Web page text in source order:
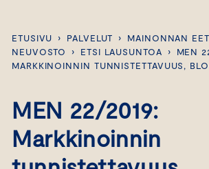
ETUSIVU › PALVELUT ›
MAINONNAN
NEUVOSTO
› ETSI LAUSUNTOA ›
MEN
MARKKINOINNIN TUNNISTETTAVUUS,
MEN 22/2019:
Markkinoinnin